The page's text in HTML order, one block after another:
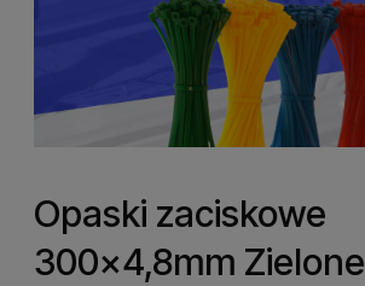
Opaski zaciskowe
300x4,8mm Zielone